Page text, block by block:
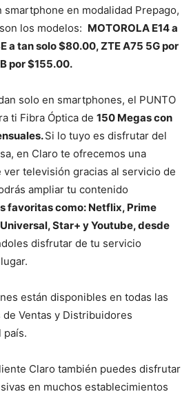
smartphone en modalidad Prepago,
los modelos: MOTOROLA E14 a
a tan solo $80.00, ZTE A75 5G por
por $155.00.
solo en smartphones, el PUNTO
ti Fibra Óptica de 150 Megas con
Si lo tuyo es disfrutar del
en Claro te ofrecemos una
ver televisión gracias al servicio de
ampliar tu contenido
favoritas como: Netflix, Prime
Star+ y Youtube, desde
disfrutar de tu servicio
están disponibles en todas las
Ventas y Distribuidores
país.
Claro también puedes disfrutar
en muchos establecimientos